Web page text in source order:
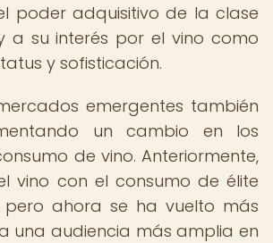
poder adquisitivo de la clase
a su interés por el vino como
y sofisticación.
emergentes también
un cambio en los
de vino. Anteriormente,
vino con el consumo de élite
pero ahora se ha vuelto más
una audiencia más amplia en